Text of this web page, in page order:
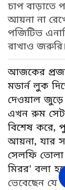
চাপ বাড়াতে
আয়না না
পজিটিভ
রাখাও জরুরি।
আজকের
মডার্ন লুক
দেওয়াল
এখন রুম
বিশেষ করে,
আয়না, যার
সেলফি
মিরর' বলা
ভেবেছেন